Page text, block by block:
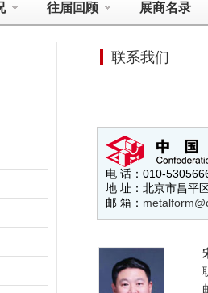
往届回顾 展商名录
联系我们
电 话：010-
地 址：北京市昌平
邮 箱：